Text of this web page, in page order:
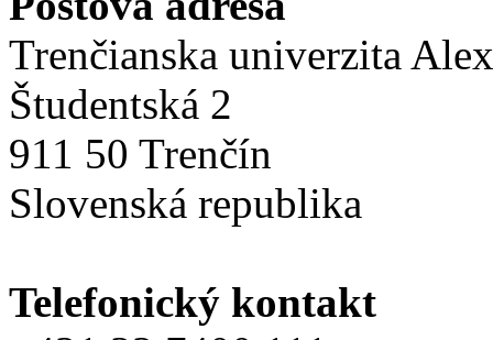
Trenčianska univerzita
Študentská 2
911 50 Trenčín
Slovenská republika
Telefonický kontakt